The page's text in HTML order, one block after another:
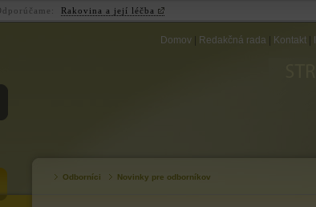
Domov Redakčná rada Kontakt
Odborníci Novinky pre odborníkov
Rakovina a její léčba